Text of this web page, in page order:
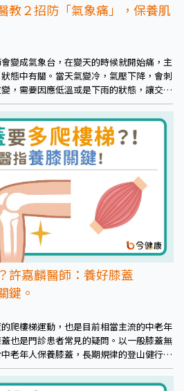
教２招防「氣象痛」，保養肌
變成氣象台，在變天的時候就開始痛，主
態中有關。當天氣變冷，氣壓下降，會刺
，需要因應低溫或是下雨的狀態，讓交感
也因此增加對外界刺激的接受度，也就是
天就膝蓋痛」的人體氣象台。而台灣的慢
」最為常見，據統計約有15％（350萬
更高達每五人就有一位，70歲以上七成都
許嘉麟醫師：養好膝蓋
鍵。
爬樓梯運動，也是目前相當主流的中老年
也是門診患者常見的疑問。以一般膝蓋無
老年人保養膝蓋，長期規律的登山健行，
夠預防老化造成的初期肌力衰退，而過程
幫助膝蓋穩定，更具有心肺強化及社交功